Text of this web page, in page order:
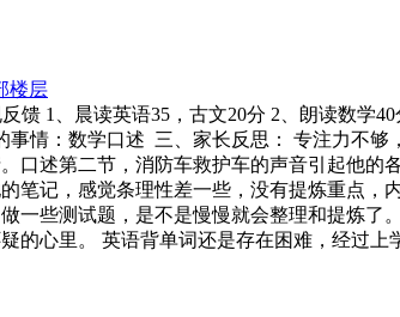
楼层
馈 1、晨读英语35，古文20分 2、朗读数学
事情：数学口述 三、家长反思： 专注力不
口述第二节，消防车救护车的声音引起他
笔记，感觉条理性差一些，没有提炼重点
一些测试题，是不是慢慢就会整理和提炼
的心里。 英语背单词还是存在困难，经过